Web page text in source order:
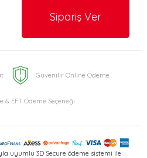
Sipariş Ver
Güvenilir Online Ödeme
& EFT Ödeme Seçeneği
uyumlu 3D Secure ödeme sistemi ile